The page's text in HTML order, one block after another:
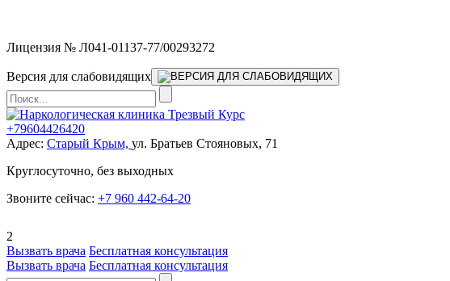
Лицензия № Л041-01137-77/00293272
Версия для слабовидящих
+79604426420
Адрес: Старый Крым, ул. Братьев Стояновых, 71
Круглосуточно, без выходных
Звоните сейчас: +7 960 442-64-20
2
Вызвать врача Бесплатная консультация
Вызвать врача Бесплатная консультация